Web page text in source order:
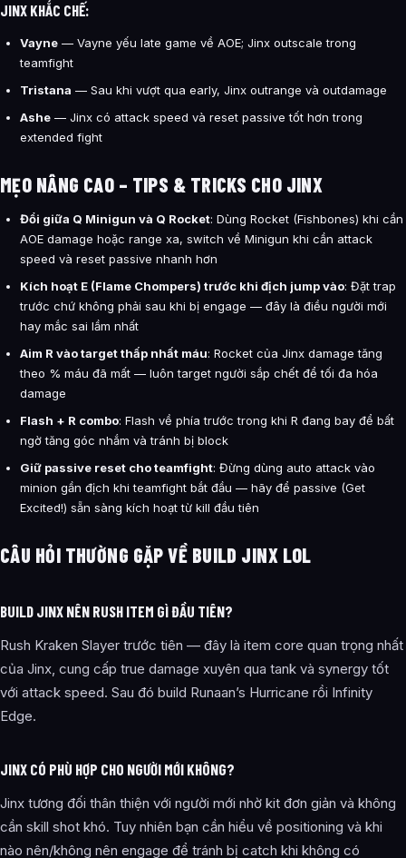
JINX KHẮC CHẾ:
Vayne — Vayne yếu late game về AOE; Jinx outscale trong
teamfight
Tristana — Sau khi vượt qua early, Jinx outrange và outdamage
Ashe — Jinx có attack speed và reset passive tốt hơn trong
extended fight
MẸO NÂNG CAO – TIPS & TRICKS CHO JINX
Đổi giữa Q Minigun và Q Rocket: Dùng Rocket (Fishbones) khi cần
AOE damage hoặc range xa, switch về Minigun khi cần attack
speed và reset passive nhanh hơn
Kích hoạt E (Flame Chompers) trước khi địch jump vào: Đặt trap
trước chứ không phải sau khi bị engage — đây là điều người mới
hay mắc sai lầm nhất
Aim R vào target thấp nhất máu: Rocket của Jinx damage tăng
theo % máu đã mất — luôn target người sắp chết để tối đa hóa
damage
Flash + R combo: Flash về phía trước trong khi R đang bay để bất
ngờ tăng góc nhắm và tránh bị block
Giữ passive reset cho teamfight: Đừng dùng auto attack vào
minion gần địch khi teamfight bắt đầu — hãy để passive (Get
Excited!) sẵn sàng kích hoạt từ kill đầu tiên
CÂU HỎI THƯỜNG GẶP VỀ BUILD JINX LOL
BUILD JINX NÊN RUSH ITEM GÌ ĐẦU TIÊN?
Rush Kraken Slayer trước tiên — đây là item core quan trọng nhất
của Jinx, cung cấp true damage xuyên qua tank và synergy tốt
với attack speed. Sau đó build Runaan’s Hurricane rồi Infinity
Edge.
JINX CÓ PHÙ HỢP CHO NGƯỜI MỚI KHÔNG?
Jinx tương đối thân thiện với người mới nhờ kit đơn giản và không
cần skill shot khó. Tuy nhiên bạn cần hiểu về positioning và khi
nào nên/không nên engage để tránh bị catch khi không có